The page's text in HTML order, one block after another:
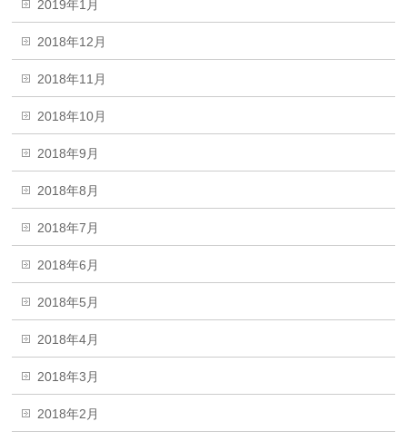
2019年1月
2018年12月
2018年11月
2018年10月
2018年9月
2018年8月
2018年7月
2018年6月
2018年5月
2018年4月
2018年3月
2018年2月